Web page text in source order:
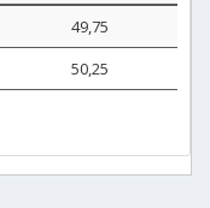
49,75
50,25